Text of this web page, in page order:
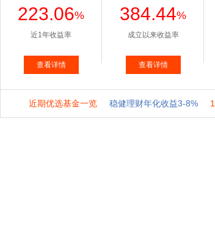
223.06%
近1年收益率
查看详情
384.44%
成立以来收益率
查看详情
近期优选基金一览 稳健理财年化收益3-8%